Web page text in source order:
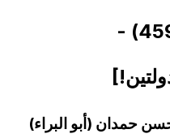
!
]
حمدان (أبو البراء)